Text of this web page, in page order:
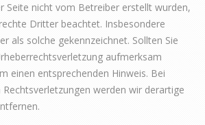
Seite nicht vom Betreiber erstellt wurden,
Dritter beachtet. Insbesondere
als solche gekennzeichnet. Sollten Sie
aufmerksam
einen entsprechenden Hinweis. Bei
werden wir derartige